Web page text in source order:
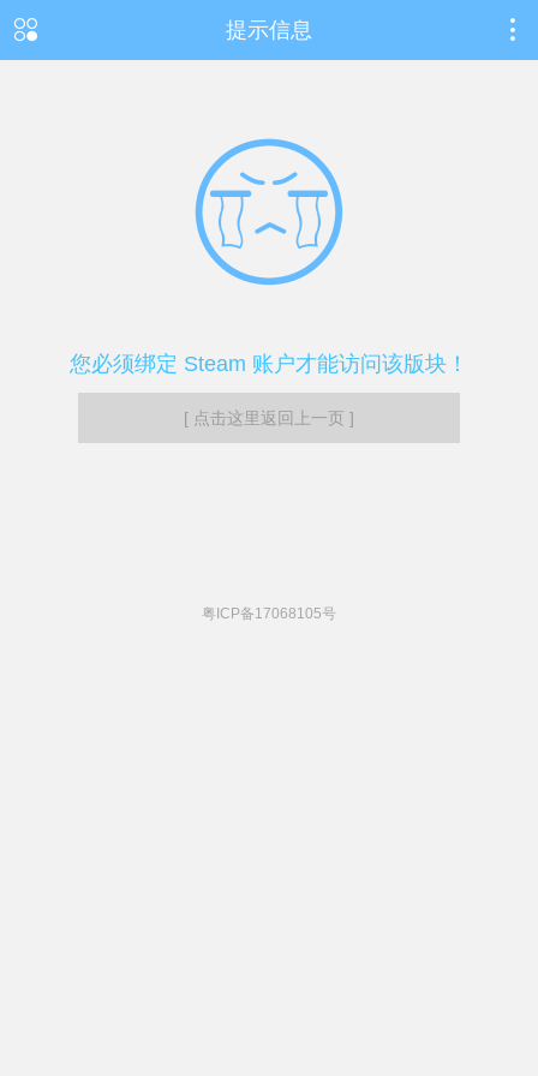
提示信息
您必须绑定 Steam 账户才能访问该版块！
[ 点击这里返回上一页 ]
粤ICP备17068105号